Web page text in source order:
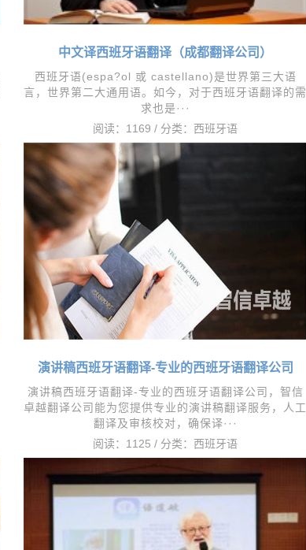
中文译西班牙语翻译（成都翻译公司）
西班牙语(espa?ol 或 castellano)是世界第三大语
言，世界第二大通用语。如今，对于西班牙语翻译的需
求也是···
阅读：1169 / 分类： 西班牙语
演讲稿西班牙语翻译-专业的西班牙语翻译公司
演讲稿西班牙语翻译-专业的西班牙语翻译公司，​智信
卓越翻译公司能为您提供专业的演讲稿翻译服务，人工
翻译及审核校对，确保译···
阅读：1125 / 分类： 西班牙语